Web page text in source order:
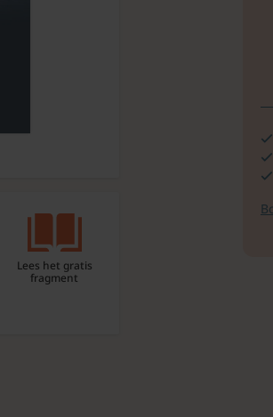
Lees het gratis
fragment